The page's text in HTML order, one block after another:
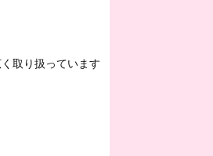
取り扱っています